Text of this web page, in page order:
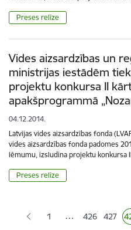
Preses relīze
Vides aizsardzības un
ministrijas iestādēm
projektu konkursa II
apakšprogrammā
04.12.2014.
Latvijas vides aizsardzības fonda
vides aizsardzības fonda padomes
lēmumu, izsludina projektu konkursa
Preses relīze
1 … Lapa
426 Lapa
427